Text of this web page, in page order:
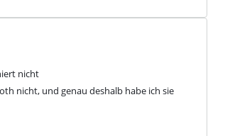
nicht
nicht, und genau deshalb habe ich sie